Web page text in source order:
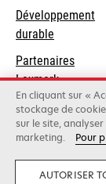
nouvel
onglet
Développement
durable
Partenaires
Lexmark
©2026
Politique de
En cliquant sur «
stockage de
sur le site,
marketing.
Pour
AUTORISER